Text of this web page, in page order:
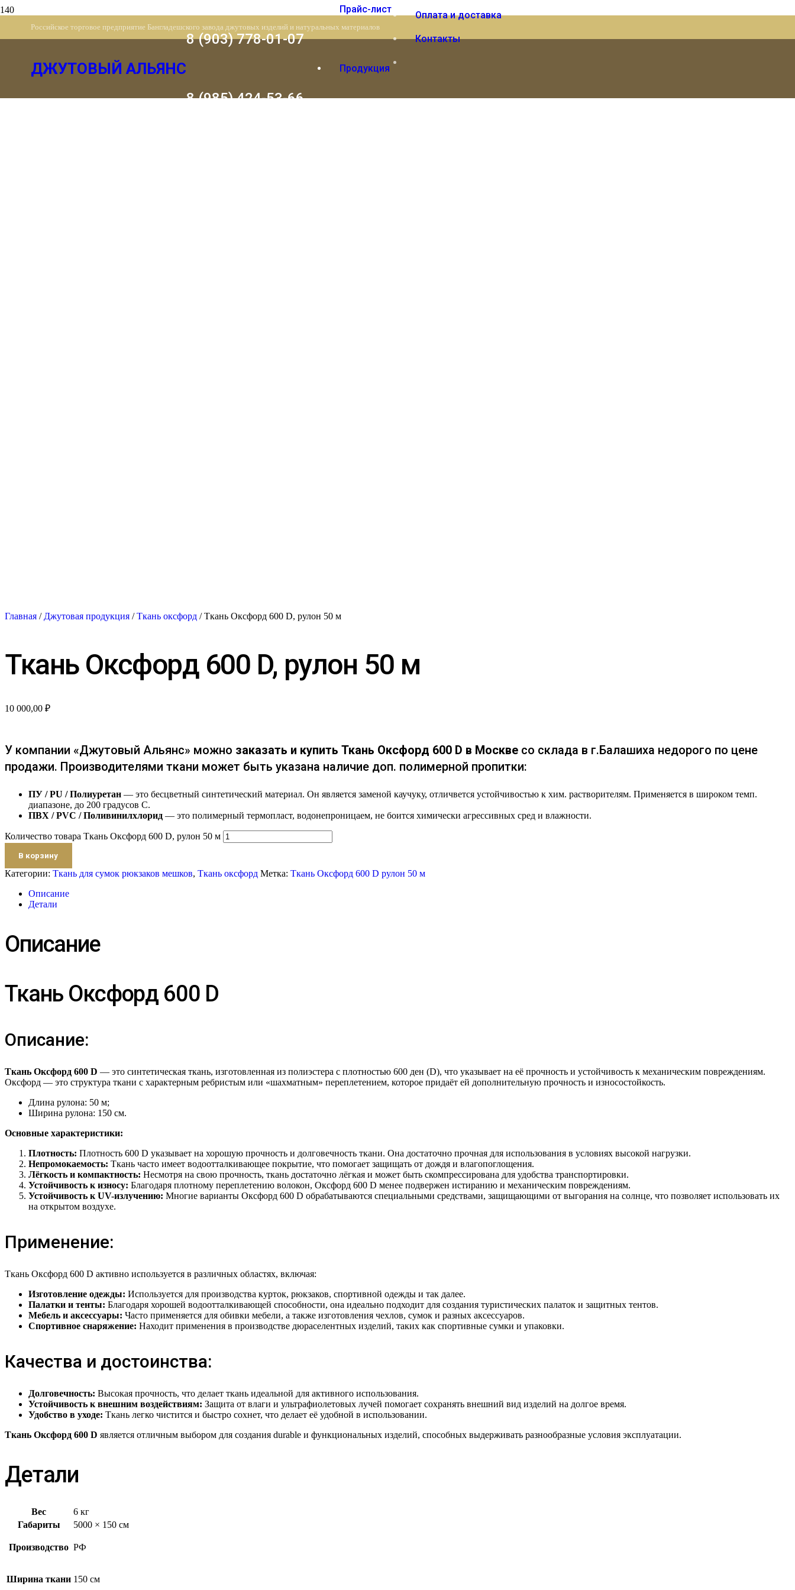
Российское торговое предприятие Бангладешского завода джутовых изделий и натуральных материалов
Оплата и доставка
Контакты
ДЖУТОВЫЙ АЛЬЯНС
8 (903) 778-01-07
8 (985) 424-53-66
Прайс-лист
Продукция
Главная / Джутовая продукция /Ткань оксфорд / Ткань Оксфорд 600 D, рулон 50 м
Ткань Оксфорд 600 D, рулон 50 м
10 000,00 ₽
У компании «Джутовый Альянс» можно заказать и купить Ткань Оксфорд 600 D в Москве со склада в г.Балашиха недорого по цене
продажи. Производителями ткани может быть указана наличие доп. полимерной пропитки:
ПУ / PU / Полиуретан — это бесцветный синтетический материал. Он является заменой каучуку, отличвется устойчивостью к хим. растворителям. Применяется в широком темп.
диапазоне, до 200 градусов С.
ПВХ / PVC / Поливинилхлорид — это полимерный термопласт, водонепроницаем, не боится химически агрессивных сред и влажности.
Количество товара Ткань Оксфорд 600 D, рулон 50 м
В корзину
Категории: Ткань для сумок рюкзаков мешков, Ткань оксфорд Метка: Ткань Оксфорд 600 D рулон 50 м
Описание
Детали
Описание
Ткань Оксфорд 600 D
Описание:
Ткань Оксфорд 600 D — это синтетическая ткань, изготовленная из полиэстера с плотностью 600 ден (D), что указывает на её прочность и устойчивость к механическим повреждениям.
Оксфорд — это структура ткани с характерным ребристым или «шахматным» переплетением, которое придаёт ей дополнительную прочность и износостойкость.
Длина рулона: 50 м;
Ширина рулона: 150 см.
Основные характеристики:
Плотность: Плотность 600 D указывает на хорошую прочность и долговечность ткани. Она достаточно прочная для использования в условиях высокой нагрузки.
Непромокаемость: Ткань часто имеет водоотталкивающее покрытие, что помогает защищать от дождя и влагопоглощения.
Лёгкость и компактность: Несмотря на свою прочность, ткань достаточно лёгкая и может быть скомпрессирована для удобства транспортировки.
Устойчивость к износу: Благодаря плотному переплетению волокон, Оксфорд 600 D менее подвержен истиранию и механическим повреждениям.
Устойчивость к UV-излучению: Многие варианты Оксфорд 600 D обрабатываются специальными средствами, защищающими от выгорания на солнце, что позволяет использовать их
на открытом воздухе.
Применение:
Ткань Оксфорд 600 D активно используется в различных областях, включая:
Изготовление одежды: Используется для производства курток, рюкзаков, спортивной одежды и так далее.
Палатки и тенты: Благодаря хорошей водоотталкивающей способности, она идеально подходит для создания туристических палаток и защитных тентов.
Мебель и аксессуары: Часто применяется для обивки мебели, а также изготовления чехлов, сумок и разных аксессуаров.
Спортивное снаряжение: Находит применения в производстве дюраселентных изделий, таких как спортивные сумки и упаковки.
Качества и достоинства:
Долговечность: Высокая прочность, что делает ткань идеальной для активного использования.
Устойчивость к внешним воздействиям: Защита от влаги и ультрафиолетовых лучей помогает сохранять внешний вид изделий на долгое время.
Удобство в уходе: Ткань легко чистится и быстро сохнет, что делает её удобной в использовании.
Ткань Оксфорд 600 D является отличным выбором для создания durable и функциональных изделий, способных выдерживать разнообразные условия эксплуатации.
Детали
Вес
6 кг
Габариты
5000 × 150 см
Производство РФ
Ширина ткани 150 см